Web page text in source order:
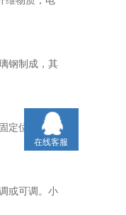
钢制成，其
位置并使
或可调。小
在线客服